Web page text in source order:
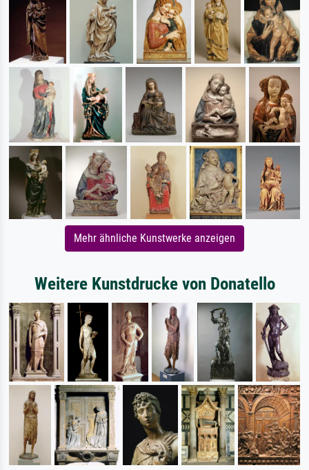
Mehr ähnliche Kunstwerke anzeigen
Weitere Kunstdrucke von Donatello